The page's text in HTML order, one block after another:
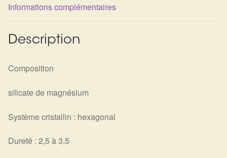
Détails du compte
Commandes
Informations complémentaires
Description
Composition
silicate de magnésium
Système cristallin : hexagonal
Dureté : 2,5 à 3,5